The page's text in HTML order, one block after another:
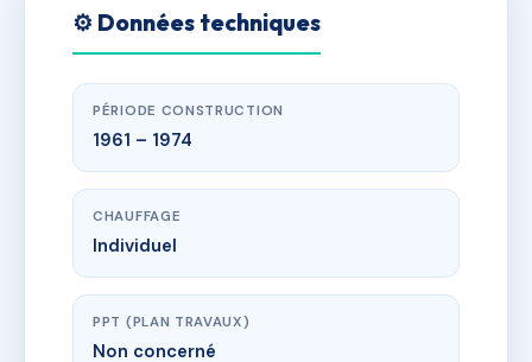
⚙️ Données techniques
PÉRIODE CONSTRUCTION
1961 – 1974
CHAUFFAGE
Individuel
PPT (PLAN TRAVAUX)
Non concerné